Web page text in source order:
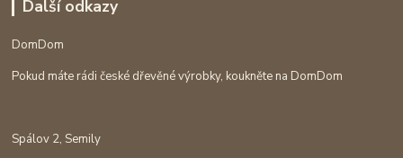
Další odkazy
DomDom
Pokud máte rádi české dřevěné výrobky, koukněte na DomDom
Spálov 2, Semily